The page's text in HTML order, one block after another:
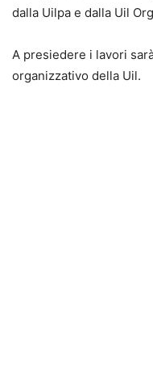
dalla Uilpa e dalla Uil
A presiedere i lavori
organizzativo della Uil.